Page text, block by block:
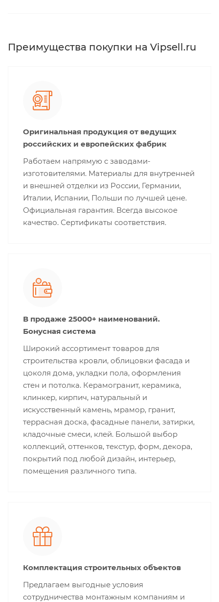
Преимущества покупки на Vipsell.ru
Оригинальная продукция от ведущих
российских и европейских фабрик
Работаем напрямую с заводами-
изготовителями. Материалы для внутренней
и внешней отделки из России, Германии,
Италии, Испании, Польши по лучшей цене.
Официальная гарантия. Всегда высокое
качество. Сертификаты соответствия.
В продаже 25000+ наименований.
Бонусная система
Широкий ассортимент товаров для
строительства кровли, облицовки фасада и
цоколя дома, укладки пола, оформления
стен и потолка. Керамогранит, керамика,
клинкер, кирпич, натуральный и
искусственный камень, мрамор, гранит,
террасная доска, фасадные панели, затирки,
кладочные смеси, клей. Большой выбор
коллекций, оттенков, текстур, форм, декора,
покрытий под любой дизайн, интерьер,
помещения различного типа.
Комплектация строительных объектов
Предлагаем выгодные условия
сотрудничества монтажным компаниям и